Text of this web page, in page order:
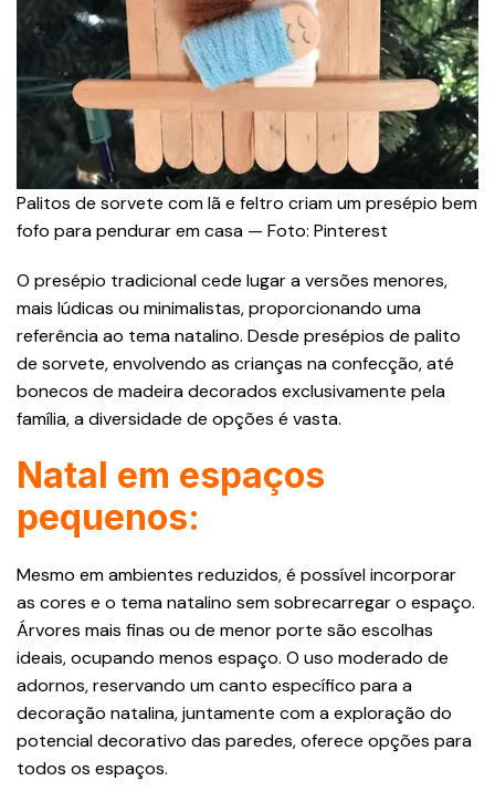
Palitos de sorvete com lã e feltro criam um presépio bem
fofo para pendurar em casa — Foto: Pinterest
O presépio tradicional cede lugar a versões menores,
mais lúdicas ou minimalistas, proporcionando uma
referência ao tema natalino. Desde presépios de palito
de sorvete, envolvendo as crianças na confecção, até
bonecos de madeira decorados exclusivamente pela
família, a diversidade de opções é vasta.
Natal em espaços
pequenos:
Mesmo em ambientes reduzidos, é possível incorporar
as cores e o tema natalino sem sobrecarregar o espaço.
Árvores mais finas ou de menor porte são escolhas
ideais, ocupando menos espaço. O uso moderado de
adornos, reservando um canto específico para a
decoração natalina, juntamente com a exploração do
potencial decorativo das paredes, oferece opções para
todos os espaços.